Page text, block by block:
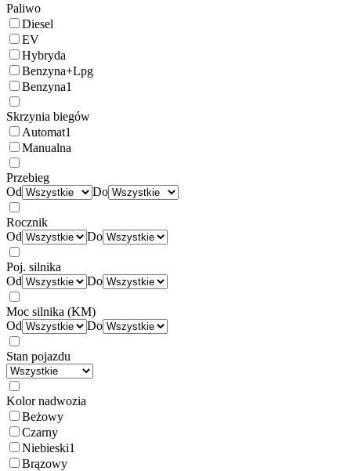
Paliwo
Diesel
EV
Hybryda
Benzyna+Lpg
Benzyna1
Skrzynia biegów
Automat1
Manualna
Przebieg
Od
Do
Rocznik
Od
Do
Poj. silnika
Od
Do
Moc silnika (KM)
Od
Do
Stan pojazdu
Kolor nadwozia
Beżowy
Czarny
Niebieski1
Brązowy